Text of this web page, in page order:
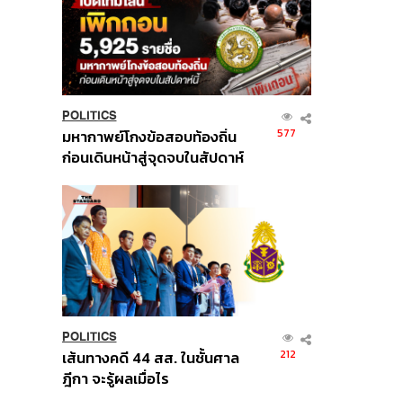
POLITICS
มหากาพย์โกงข้อสอบท้องถิ่น
ก่อนเดินหน้าสู่จุดจบในสัปดาห์
577
POLITICS
เส้นทางคดี 44 สส. ในชั้นศาล
ฎีกา จะรู้ผลเมื่อไร
212